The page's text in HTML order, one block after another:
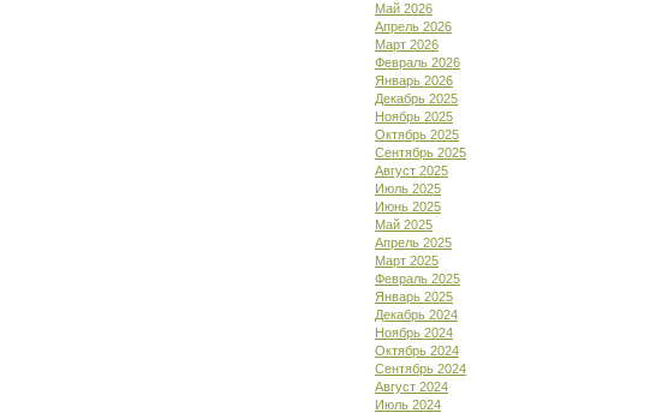
Май 2026
Апрель 2026
Март 2026
Февраль 2026
Январь 2026
Декабрь 2025
Ноябрь 2025
Октябрь 2025
Сентябрь 2025
Август 2025
Июль 2025
Июнь 2025
Май 2025
Апрель 2025
Март 2025
Февраль 2025
Январь 2025
Декабрь 2024
Ноябрь 2024
Октябрь 2024
Сентябрь 2024
Август 2024
Июль 2024